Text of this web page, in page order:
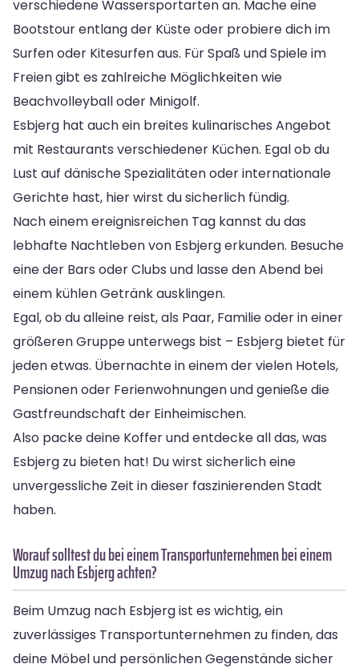
verschiedene Wassersportarten an. Mache eine
Bootstour entlang der Küste oder probiere dich im
Surfen oder Kitesurfen aus. Für Spaß und Spiele im
Freien gibt es zahlreiche Möglichkeiten wie
Beachvolleyball oder Minigolf.
Esbjerg hat auch ein breites kulinarisches Angebot
mit Restaurants verschiedener Küchen. Egal ob du
Lust auf dänische Spezialitäten oder internationale
Gerichte hast, hier wirst du sicherlich fündig.
Nach einem ereignisreichen Tag kannst du das
lebhafte Nachtleben von Esbjerg erkunden. Besuche
eine der Bars oder Clubs und lasse den Abend bei
einem kühlen Getränk ausklingen.
Egal, ob du alleine reist, als Paar, Familie oder in einer
größeren Gruppe unterwegs bist – Esbjerg bietet für
jeden etwas. Übernachte in einem der vielen Hotels,
Pensionen oder Ferienwohnungen und genieße die
Gastfreundschaft der Einheimischen.
Also packe deine Koffer und entdecke all das, was
Esbjerg zu bieten hat! Du wirst sicherlich eine
unvergessliche Zeit in dieser faszinierenden Stadt
haben.
Worauf solltest du bei einem Transportunternehmen bei einem
Umzug nach Esbjerg achten?
Beim Umzug nach Esbjerg ist es wichtig, ein
zuverlässiges Transportunternehmen zu finden, das
deine Möbel und persönlichen Gegenstände sicher